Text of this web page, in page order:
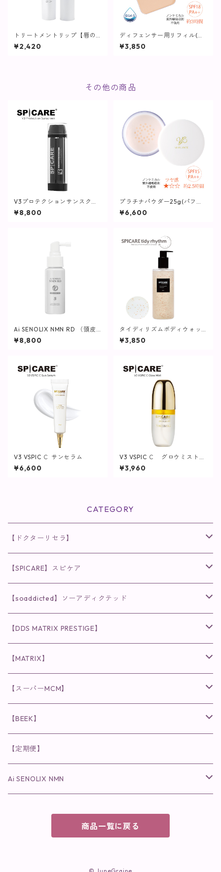
トリートメントリップ【唇の
美容液】
¥2,420
ディフェンサー用リフィル(パ
フ付)ノーマル ナチュラル【ヴ
ィプランツ】
¥3,850
その他の商品
V3プロテクションサンスクリ
ーン / 45g(日焼け止め)【SPIC
ARE】
¥8,800
プラチナパウダー25g(パフ付
き)【ヴィプランツ】
¥6,600
Ai SENOLIX NMN RD （頭皮
用エッセンス）
¥8,800
タイディリズムボディウォッ
シュ / 500ml【SPICARE】
¥3,850
V3 VSPIC Ｃ サンセラム
¥6,600
V3 VSPIC Ｃ グロウミスト
【SPICARE／スピケア】
¥3,960
CATEGORY
【ドクターリセラ】
◉AQUA VENUS
クレンジング・洗顔
化粧水
保湿ジェル・クリーム
ラディール
◉VI PLANTE
リキッド
ディフェンサー
メイク小物
◉ナチュリスティーアクレス
クレンジング
洗顔
◉インナーケア
食品
粒タイプ
◉cocochia
ヘナカラー
ヘアファンデーション
◉美顔器
◉スペシャルケア
◉肌悩み
エイジングトラブル
【SPICARE】スピケア
◉V3シリーズ
ファンデーション・ベース
クレンジング・洗顔
リップ
◉V3 VSPIC C Line
クレンジング・洗顔
化粧水
◉スピケアシリーズ
◉V.O.Sシリーズ
クレンジング・洗顔
化粧水
◉メンズシリーズ
クレンジング・洗顔
化粧水
◉MESシリーズ
【soaddicted】ソーアディクテッド
ラッシュアディクト
まつ毛用美容液
眉毛用美容液
リップアディクト
唇用美容液
ヘアアディクト
【DDS MATRIX PRESTIGE】
スキンケアシリーズ
美容液
【MATRIX】
スキンケアシリーズ
美容液
洗顔
【スーパーMCM】
インナーケア
【BEEK】
インナーケア
【定期便】
Ai SENOLIX NMN
商品一覧に戻る